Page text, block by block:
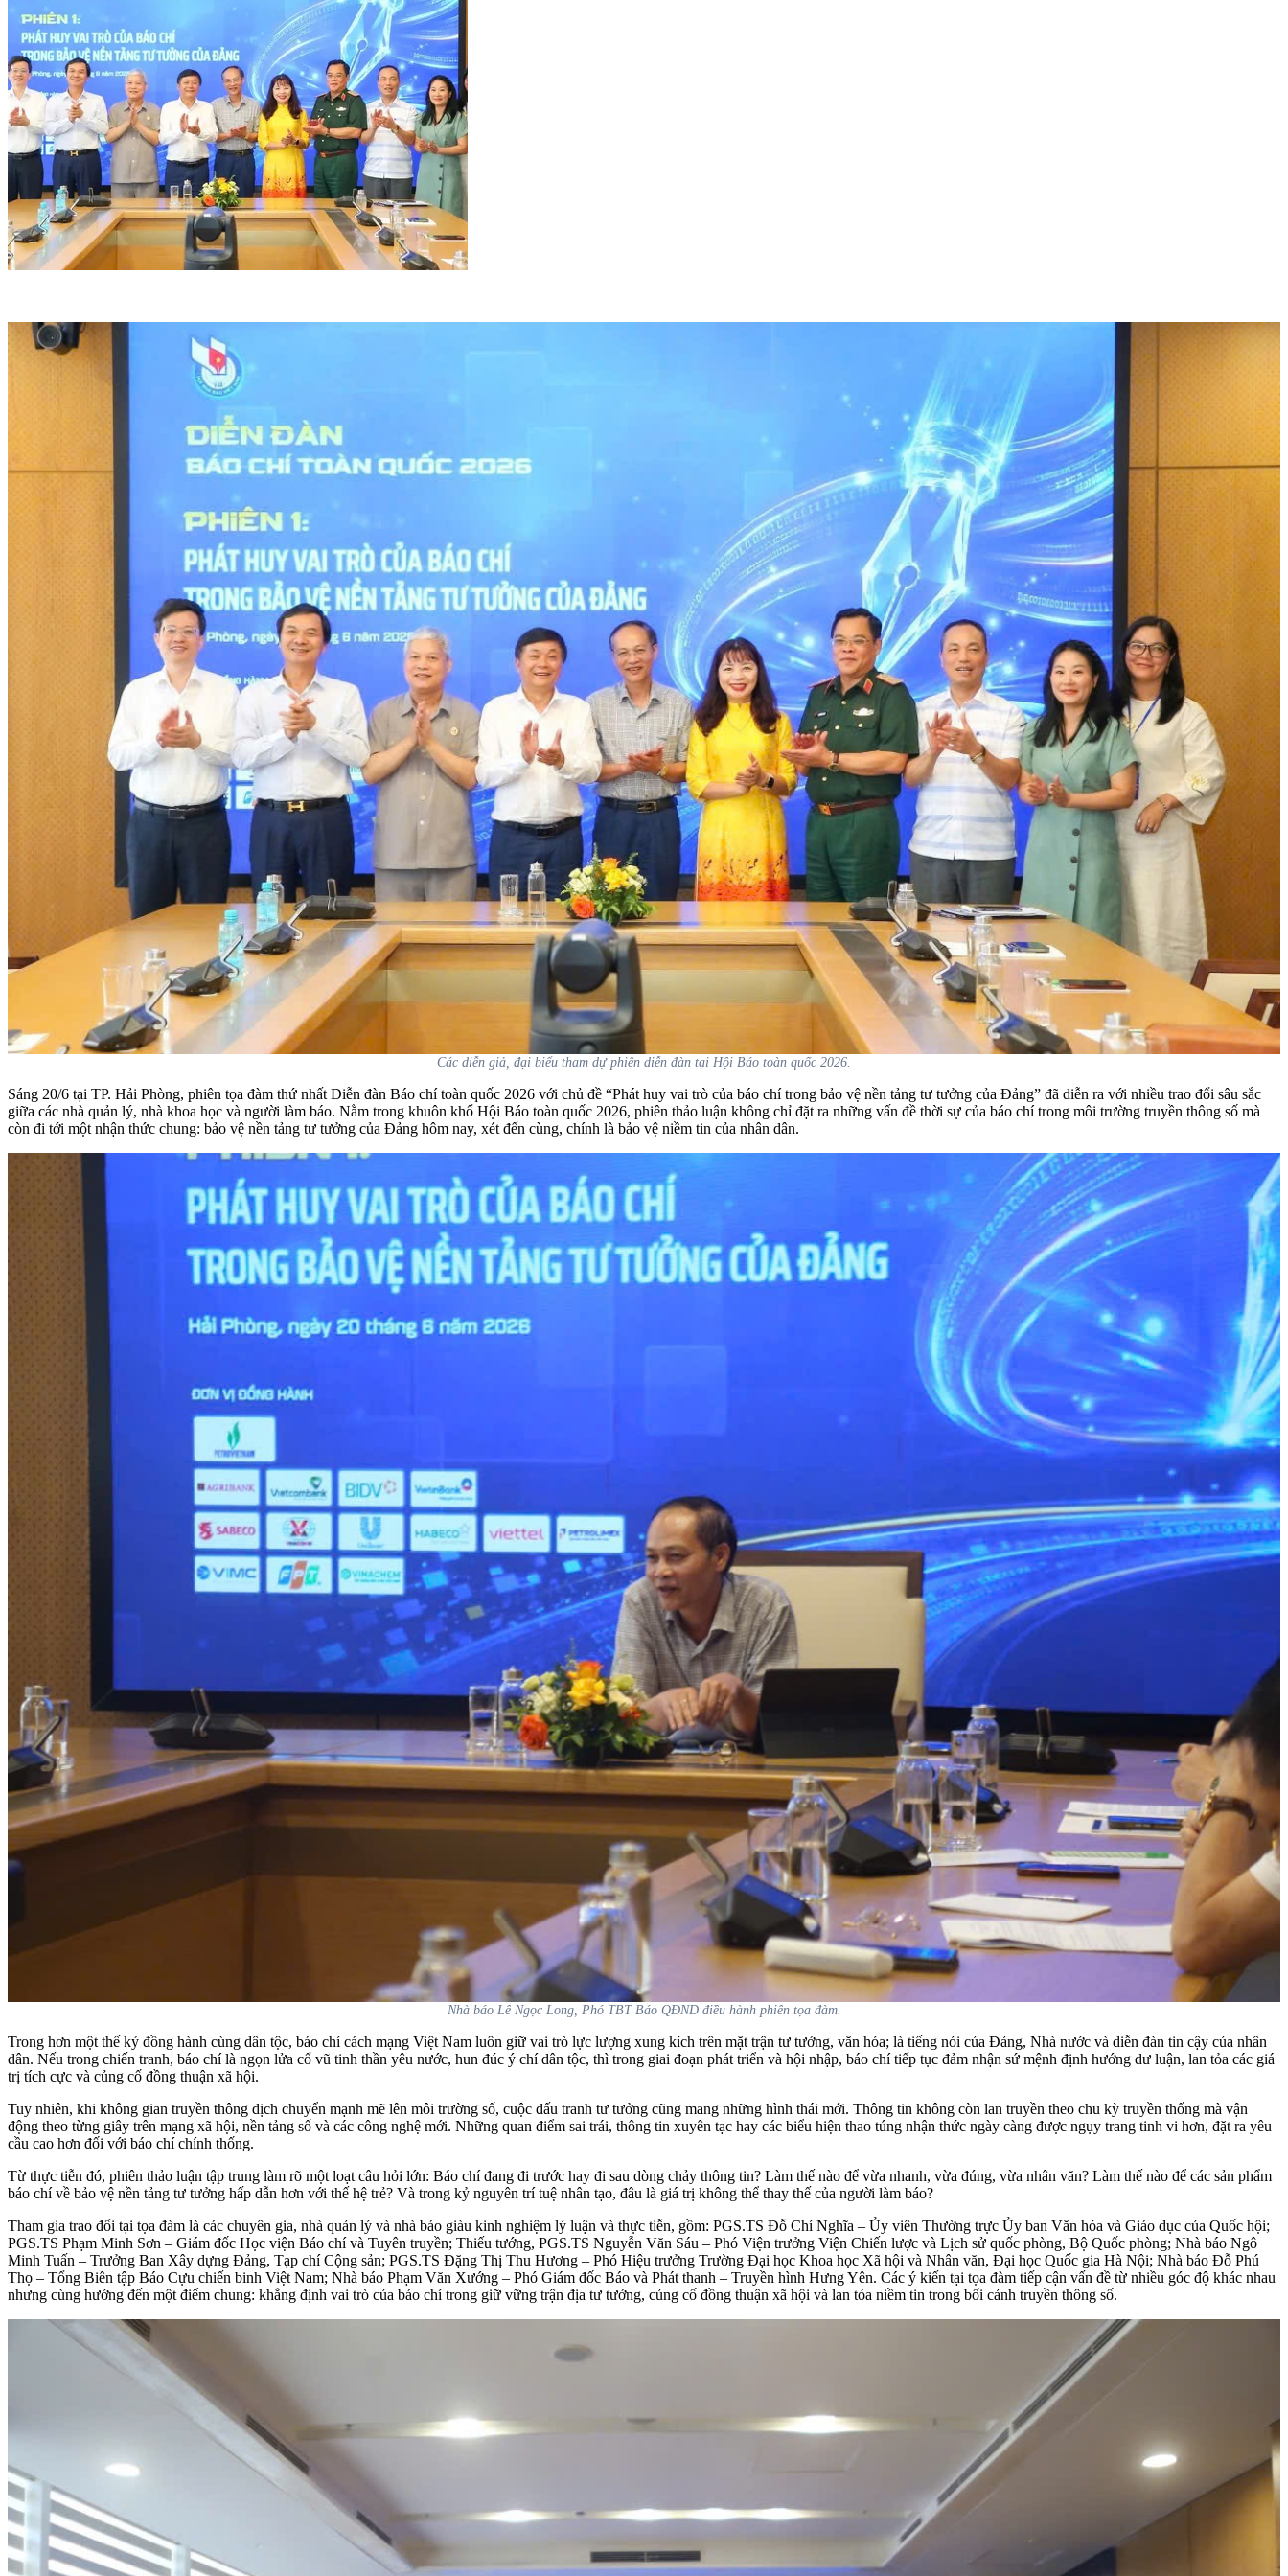
Các diễn giả, đại biểu tham dự phiên diễn đàn tại Hội Báo toàn quốc 2026.
Sáng 20/6 tại TP. Hải Phòng, phiên tọa đàm thứ nhất Diễn đàn Báo chí toàn quốc 2026 với chủ đề “Phát huy vai trò của báo chí trong bảo vệ nền tảng tư tưởng của Đảng” đã diễn ra với nhiều trao đổi sâu sắc
giữa các nhà quản lý, nhà khoa học và người làm báo. Nằm trong khuôn khổ Hội Báo toàn quốc 2026, phiên thảo luận không chỉ đặt ra những vấn đề thời sự của báo chí trong môi trường truyền thông số mà
còn đi tới một nhận thức chung: bảo vệ nền tảng tư tưởng của Đảng hôm nay, xét đến cùng, chính là bảo vệ niềm tin của nhân dân.
Nhà báo Lê Ngọc Long, Phó TBT Báo QĐND điều hành phiên tọa đàm.
Trong hơn một thế kỷ đồng hành cùng dân tộc, báo chí cách mạng Việt Nam luôn giữ vai trò lực lượng xung kích trên mặt trận tư tưởng, văn hóa; là tiếng nói của Đảng, Nhà nước và diễn đàn tin cậy của nhân
dân. Nếu trong chiến tranh, báo chí là ngọn lửa cổ vũ tinh thần yêu nước, hun đúc ý chí dân tộc, thì trong giai đoạn phát triển và hội nhập, báo chí tiếp tục đảm nhận sứ mệnh định hướng dư luận, lan tỏa các giá
trị tích cực và củng cố đồng thuận xã hội.
Tuy nhiên, khi không gian truyền thông dịch chuyển mạnh mẽ lên môi trường số, cuộc đấu tranh tư tưởng cũng mang những hình thái mới. Thông tin không còn lan truyền theo chu kỳ truyền thống mà vận
động theo từng giây trên mạng xã hội, nền tảng số và các công nghệ mới. Những quan điểm sai trái, thông tin xuyên tạc hay các biểu hiện thao túng nhận thức ngày càng được ngụy trang tinh vi hơn, đặt ra yêu
cầu cao hơn đối với báo chí chính thống.
Từ thực tiễn đó, phiên thảo luận tập trung làm rõ một loạt câu hỏi lớn: Báo chí đang đi trước hay đi sau dòng chảy thông tin? Làm thế nào để vừa nhanh, vừa đúng, vừa nhân văn? Làm thế nào để các sản phẩm
báo chí về bảo vệ nền tảng tư tưởng hấp dẫn hơn với thế hệ trẻ? Và trong kỷ nguyên trí tuệ nhân tạo, đâu là giá trị không thể thay thế của người làm báo?
Tham gia trao đổi tại tọa đàm là các chuyên gia, nhà quản lý và nhà báo giàu kinh nghiệm lý luận và thực tiễn, gồm: PGS.TS Đỗ Chí Nghĩa – Ủy viên Thường trực Ủy ban Văn hóa và Giáo dục của Quốc hội;
PGS.TS Phạm Minh Sơn – Giám đốc Học viện Báo chí và Tuyên truyền; Thiếu tướng, PGS.TS Nguyễn Văn Sáu – Phó Viện trưởng Viện Chiến lược và Lịch sử quốc phòng, Bộ Quốc phòng; Nhà báo Ngô
Minh Tuấn – Trưởng Ban Xây dựng Đảng, Tạp chí Cộng sản; PGS.TS Đặng Thị Thu Hương – Phó Hiệu trưởng Trường Đại học Khoa học Xã hội và Nhân văn, Đại học Quốc gia Hà Nội; Nhà báo Đỗ Phú
Thọ – Tổng Biên tập Báo Cựu chiến binh Việt Nam; Nhà báo Phạm Văn Xướng – Phó Giám đốc Báo và Phát thanh – Truyền hình Hưng Yên. Các ý kiến tại tọa đàm tiếp cận vấn đề từ nhiều góc độ khác nhau
nhưng cùng hướng đến một điểm chung: khẳng định vai trò của báo chí trong giữ vững trận địa tư tưởng, củng cố đồng thuận xã hội và lan tỏa niềm tin trong bối cảnh truyền thông số.